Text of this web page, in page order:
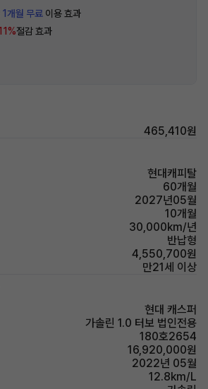
1개월 무료 이용 효과
절감 효과
465,410원
현대캐피탈
60개월
2027년05월
10개월
30,000km/년
반납형
4,550,700원
만21세 이상
현대 캐스퍼
가솔린 1.0 터보 법인전용
180호2654
16,920,000원
2022년 05월
12.8km/L